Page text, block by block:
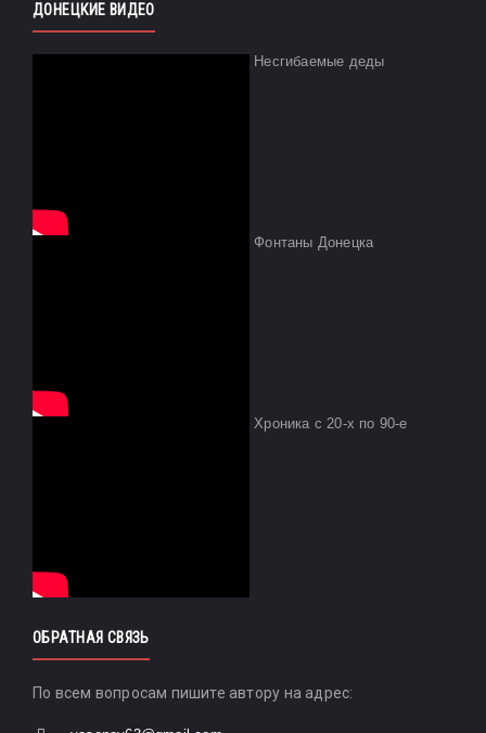
ДОНЕЦКИЕ ВИДЕО
Несгибаемые деды
Фонтаны Донецка
Хроника с 20-х по 90-е
ОБРАТНАЯ СВЯЗЬ
По всем вопросам пишите автору на адрес: